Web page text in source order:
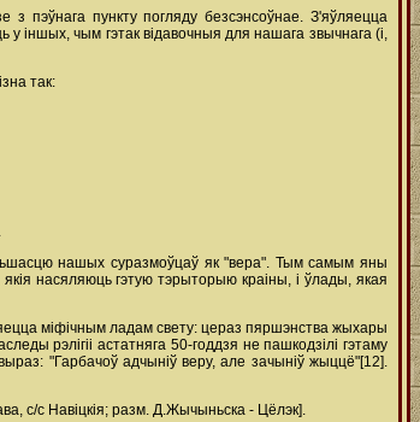
пэўнага пункту погляду безсэнсоўнае. З'яўляецца
іншых, чым гэтак відавочныя для нашага звычнага (і,
так:
нашых суразмоўцаў як "вера". Тым самым яны
насяляюць гэтую тэрыторыю краіны, і ўлады, якая
міфічным ладам свету: цераз пяршэнства жыхары
рэлігіі астатняга 50-годдзя не пашкодзілі гэтаму
"Гарбачоў адчыніў веру, але зачыніў жыццё"[12].
с/с Навіцкія; разм. Д.Жычыньска - Цёлэк].